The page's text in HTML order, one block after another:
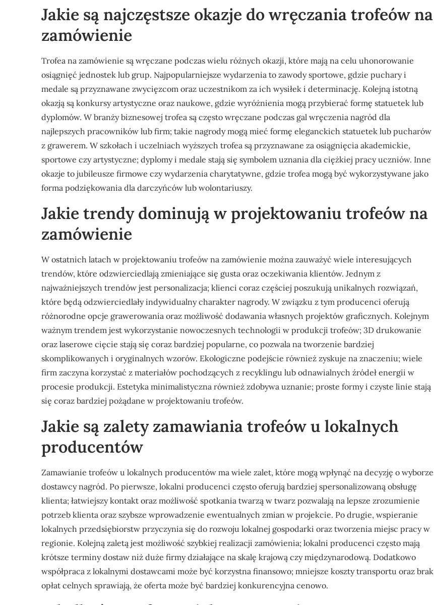
Jakie są najczęstsze okazje do wręczania trofeów na
zamówienie
Trofea na zamówienie są wręczane podczas wielu różnych okazji, które mają na celu uhonorowanie
osiągnięć jednostek lub grup. Najpopularniejsze wydarzenia to zawody sportowe, gdzie puchary i
medale są przyznawane zwycięzcom oraz uczestnikom za ich wysiłek i determinację. Kolejną istotną
okazją są konkursy artystyczne oraz naukowe, gdzie wyróżnienia mogą przybierać formę statuetek lub
dyplomów. W branży biznesowej trofea są często wręczane podczas gal wręczenia nagród dla
najlepszych pracowników lub firm; takie nagrody mogą mieć formę eleganckich statuetek lub pucharów
z grawerem. W szkołach i uczelniach wyższych trofea są przyznawane za osiągnięcia akademickie,
sportowe czy artystyczne; dyplomy i medale stają się symbolem uznania dla ciężkiej pracy uczniów. Inne
okazje to jubileusze firmowe czy wydarzenia charytatywne, gdzie trofea mogą być wykorzystywane jako
forma podziękowania dla darczyńców lub wolontariuszy.
Jakie trendy dominują w projektowaniu trofeów na
zamówienie
W ostatnich latach w projektowaniu trofeów na zamówienie można zauważyć wiele interesujących
trendów, które odzwierciedlają zmieniające się gusta oraz oczekiwania klientów. Jednym z
najważniejszych trendów jest personalizacja; klienci coraz częściej poszukują unikalnych rozwiązań,
które będą odzwierciedlały indywidualny charakter nagrody. W związku z tym producenci oferują
różnorodne opcje grawerowania oraz możliwość dodawania własnych projektów graficznych. Kolejnym
ważnym trendem jest wykorzystanie nowoczesnych technologii w produkcji trofeów; 3D drukowanie
oraz laserowe cięcie stają się coraz bardziej popularne, co pozwala na tworzenie bardziej
skomplikowanych i oryginalnych wzorów. Ekologiczne podejście również zyskuje na znaczeniu; wiele
firm zaczyna korzystać z materiałów pochodzących z recyklingu lub odnawialnych źródeł energii w
procesie produkcji. Estetyka minimalistyczna również zdobywa uznanie; proste formy i czyste linie stają
się coraz bardziej pożądane w projektowaniu trofeów.
Jakie są zalety zamawiania trofeów u lokalnych
producentów
Zamawianie trofeów u lokalnych producentów ma wiele zalet, które mogą wpłynąć na decyzję o wyborze
dostawcy nagród. Po pierwsze, lokalni producenci często oferują bardziej spersonalizowaną obsługę
klienta; łatwiejszy kontakt oraz możliwość spotkania twarzą w twarz pozwalają na lepsze zrozumienie
potrzeb klienta oraz szybsze wprowadzenie ewentualnych zmian w projekcie. Po drugie, wspieranie
lokalnych przedsiębiorstw przyczynia się do rozwoju lokalnej gospodarki oraz tworzenia miejsc pracy w
regionie. Kolejną zaletą jest możliwość szybkiej realizacji zamówienia; lokalni producenci często mają
krótsze terminy dostaw niż duże firmy działające na skalę krajową czy międzynarodową. Dodatkowo
współpraca z lokalnymi dostawcami może być korzystna finansowo; mniejsze koszty transportu oraz brak
opłat celnych sprawiają, że oferta może być bardziej konkurencyjna cenowo.